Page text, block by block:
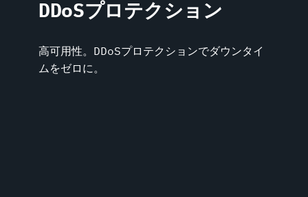
DDoSプロテクション
高可用性。DDoSプロテクションでダウンタイ
ムをゼロに。